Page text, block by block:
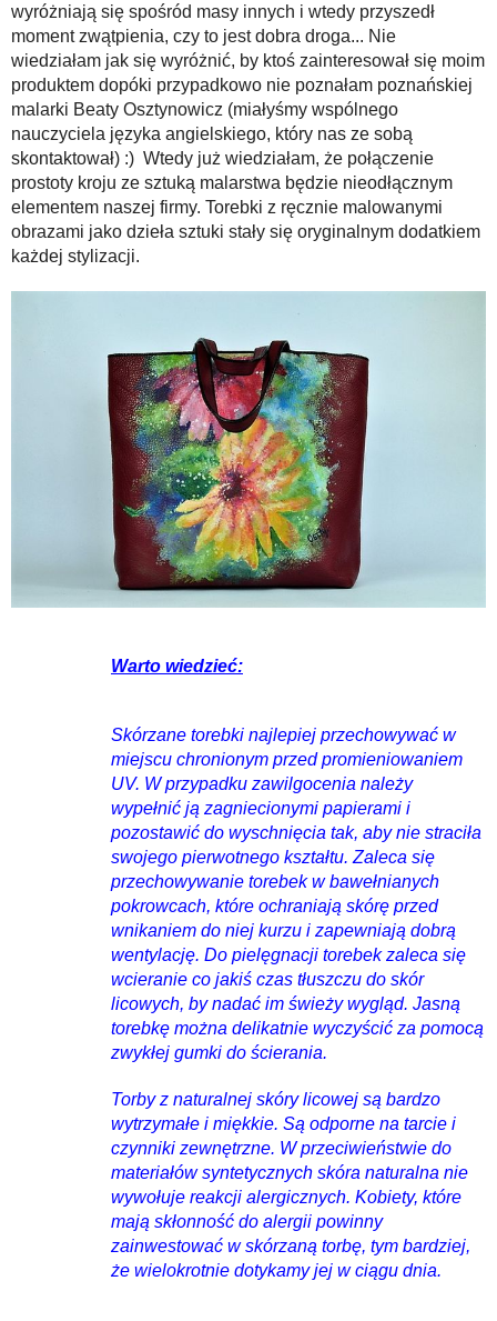
wyróżniają się spośród masy innych i wtedy przyszedł
moment zwątpienia, czy to jest dobra droga... Nie
wiedziałam jak się wyróżnić, by ktoś zainteresował się moim
produktem dopóki przypadkowo nie poznałam poznańskiej
malarki Beaty Osztynowicz (miałyśmy wspólnego
nauczyciela języka angielskiego, który nas ze sobą
skontaktował) :) Wtedy już wiedziałam, że połączenie
prostoty kroju ze sztuką malarstwa będzie nieodłącznym
elementem naszej firmy. Torebki z ręcznie malowanymi
obrazami jako dzieła sztuki stały się oryginalnym dodatkiem
każdej stylizacji.
Warto wiedzieć:
Skórzane torebki najlepiej przechowywać w
miejscu chronionym przed promieniowaniem
UV. W przypadku zawilgocenia należy
wypełnić ją zagniecionymi papierami i
pozostawić do wyschnięcia tak, aby nie straciła
swojego pierwotnego kształtu. Zaleca się
przechowywanie torebek w bawełnianych
pokrowcach, które ochraniają skórę przed
wnikaniem do niej kurzu i zapewniają dobrą
wentylację. Do pielęgnacji torebek zaleca się
wcieranie co jakiś czas tłuszczu do skór
licowych, by nadać im świeży wygląd. Jasną
torebkę można delikatnie wyczyścić za pomocą
zwykłej gumki do ścierania.
Torby z naturalnej skóry licowej są bardzo
wytrzymałe i miękkie. Są odporne na tarcie i
czynniki zewnętrzne. W przeciwieństwie do
materiałów syntetycznych skóra naturalna nie
wywołuje reakcji alergicznych. Kobiety, które
mają skłonność do alergii powinny
zainwestować w skórzaną torbę, tym bardziej,
że wielokrotnie dotykamy jej w ciągu dnia.